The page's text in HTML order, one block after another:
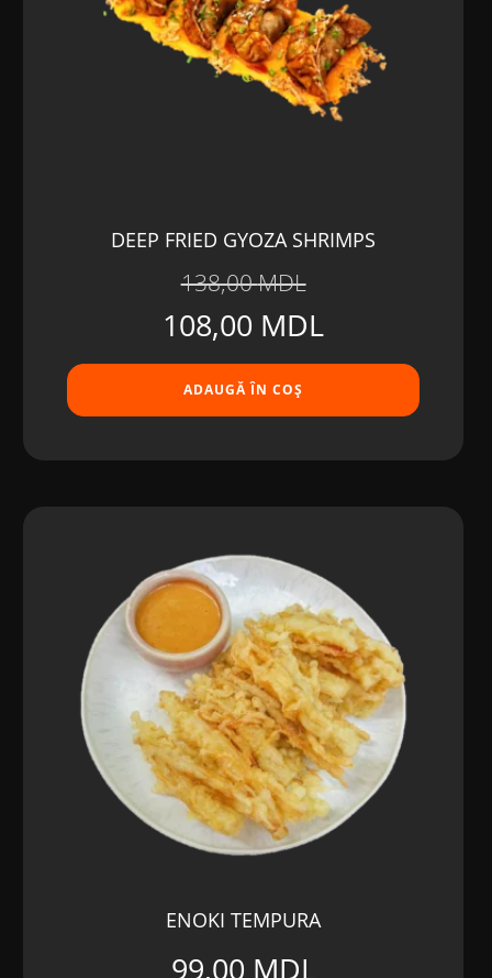
DEEP FRIED GYOZA SHRIMPS
138,00MDL
Prețul
inițial
a
fost:
138,00 MDL.
108,00 MDLPrețul
curent
este:
108,00 MDL.
ADAUGĂ ÎN COȘ
ENOKI TEMPURA
99,00 MDL